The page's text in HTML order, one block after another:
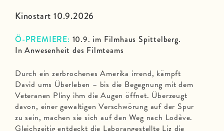
Kinostart 10.9.2026
Ö-PREMIERE: 10.9. im Filmhaus Spittelberg.
In Anwesenheit des Filmteams
Durch ein zerbrochenes Amerika irrend, kämpft
David ums Überleben – bis die Begegnung mit dem
Veteranen Pliny ihm die Augen öffnet. Überzeugt
davon, einer gewaltigen Verschwörung auf der Spur
zu sein, machen sie sich auf den Weg nach Lodève.